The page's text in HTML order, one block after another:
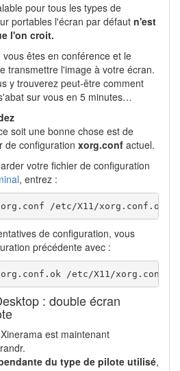
pour tous les types de
portables l'écran par défaut n'est
l'on croit.
êtes en conférence et le
transmettre l'image à votre écran.
y trouverez peut-être comment
sur vous en 5 minutes…
soit une bonne chose est de
de configuration xorg.conf actuel.
votre fichier de configuration
, entrez :
/etc/X11/xorg.conf.ok
de configuration, vous
précédente avec :
/etc/X11/xorg.conf
: double écran
est maintenant
du type de pilote utilisé,